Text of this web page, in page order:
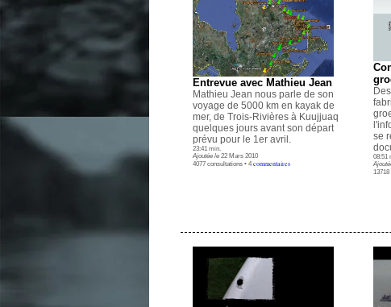
Entrevue avec Mathieu Jean
Mathieu Jean nous parle de son
voyage de 5000 km en kayak de
mer, de Trois-Rivières à Kuujjuaq
quelques jours avant son départ
prévu pour le 1er avril.
23:41 min.
Ajoutée le 22 Mars 2010
4077 consultations • 4 commentaires
se
08:51
13718